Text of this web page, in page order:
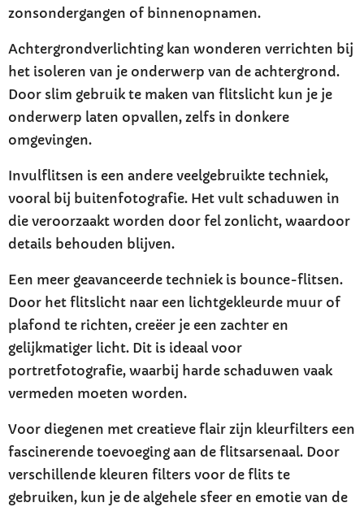
zonsondergangen of binnenopnamen.
Achtergrondverlichting kan wonderen verrichten bij
het isoleren van je onderwerp van de achtergrond.
Door slim gebruik te maken van flitslicht kun je je
onderwerp laten opvallen, zelfs in donkere
omgevingen.
Invulflitsen is een andere veelgebruikte techniek,
vooral bij buitenfotografie. Het vult schaduwen in
die veroorzaakt worden door fel zonlicht, waardoor
details behouden blijven.
Een meer geavanceerde techniek is bounce-flitsen.
Door het flitslicht naar een lichtgekleurde muur of
plafond te richten, creëer je een zachter en
gelijkmatiger licht. Dit is ideaal voor
portretfotografie, waarbij harde schaduwen vaak
vermeden moeten worden.
Voor diegenen met creatieve flair zijn kleurfilters een
fascinerende toevoeging aan de flitsarsenaal. Door
verschillende kleuren filters voor de flits te
gebruiken, kun je de algehele sfeer en emotie van de